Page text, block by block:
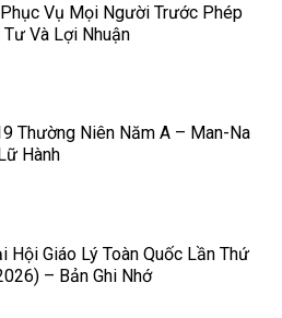
Vụ Mọi Người Trước Phép
Và Lợi Nhuận
Thường Niên Năm A – Man-Na
Hành
Hội Giáo Lý Toàn Quốc Lần Thứ
– Bản Ghi Nhớ